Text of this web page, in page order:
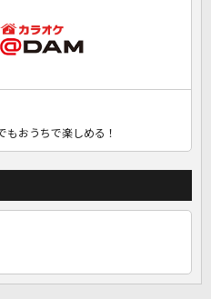
もおうちで楽しめる！